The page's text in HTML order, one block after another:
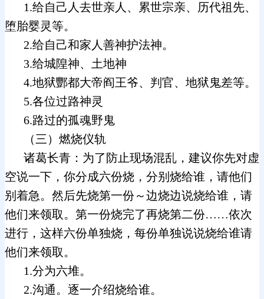
1.给自己人去世亲人、累世宗亲、历代祖先、
堕胎婴灵等。
2.给自己和家人善神护法神。
3.给城隍神、土地神
4.地狱酆都大帝阎王爷、判官、地狱鬼差等。
5.各位过路神灵
6.路过的孤魂野鬼
（三）燃烧仪轨
诸葛长青：为了防止现场混乱，建议你先对虚
空说一下，你分成六份烧，分别烧给谁，请他们
别着急。然后先烧第一份～边烧边说烧给谁，请
他们来领取。第一份烧完了再烧第二份……依次
进行，这样六份单独烧，每份单独说说烧给谁请
他们来领取。
1.分为六堆。
2.沟通。逐一介绍烧给谁。